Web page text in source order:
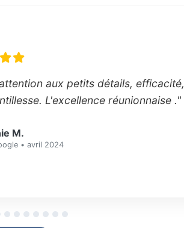
aux petits détails, efficacité,
L'excellence réunionnaise ."
M.
• avril 2024